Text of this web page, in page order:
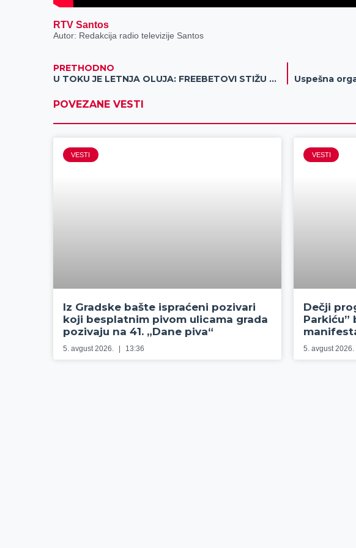
RTV Santos
Autor: Redakcija radio televizije Santos
PRETHODNO
U TOKU JE LETNJA OLUJA: FREEBETOVI STIŽU U NALETU VETRA, A ZA NAJBOLJEG – DRON!
POVEZANE VESTI
VESTI
Iz Gradske bašte ispraćeni pozivari
koji besplatnim pivom ulicama grada
pozivaju na 41. „Dane piva“
5. avgust 2026. 13:36
VESTI
Dečji
Parkiću”
5. avgust 2026.